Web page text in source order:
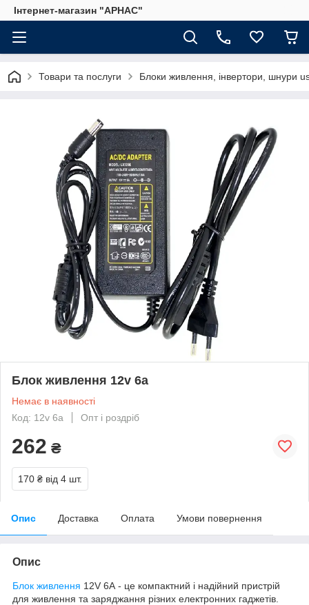
Інтернет-магазин "АРНАС"
Товари та послуги Блоки живлення, інвертори, шнури
Блок живлення 12v 6a
Немає в наявності
Код: 12v 6a
Опт і роздріб
262 ₴
170 ₴ від 4 шт.
Опис Доставка Оплата Умови повернення
Опис
Блок живлення 12V 6А - це компактний і надійний пристрій
для живлення та заряджання різних електронних гаджетів.